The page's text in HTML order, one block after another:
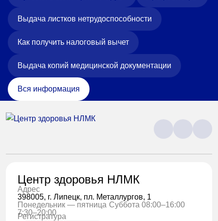
Выдача листков нетрудоспособности
Как получить налоговый вычет
Выдача копий медицинской документации
Вся информация
Центр здоровья НЛМК
Адрес
398005, г. Липецк, пл. Металлургов, 1
Понедельник — пятница
7:30–20:00
Суббота 08:00–16:00
Регистратура